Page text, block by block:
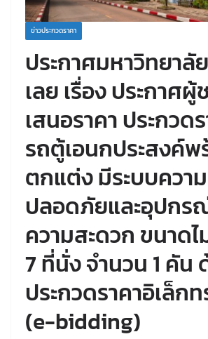
ข่าวประกวดราคา
ประกาศมหาวิทยาลั
เลย เรื่อง ประกาศผู้
เสนอราคา ประกวด
รถตู้เอนกประสงค์พ
ตกแต่ง มีระบบความ
ปลอดภัยและอุปกร
ความสะดวก ขนาด
7 ที่นั่ง จำนวน 1 คัน
ประกวดราคาอิเล็ก
(e-bidding)